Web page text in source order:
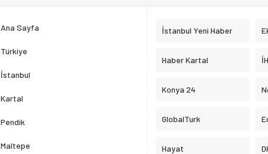
Ana Sayfa
Türkiye
İstanbul
Kartal
Pendik
Maltepe
İstanbul Yeni Haber
Haber Kartal
Konya 24
GlobalTurk
Hayat